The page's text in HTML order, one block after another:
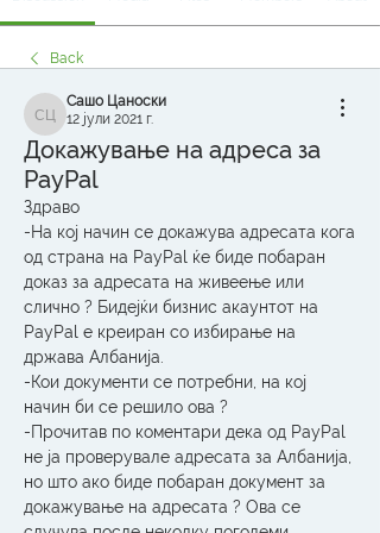
Back
Сашо Цаноски
Сашо Цаноски
12 јули 2021 г.
Докажување на адреса за
PayPal
Здраво
-На кој начин се докажува адресата кога
од страна на PayPal ќе биде побаран
доказ за адресата на живеење или
слично ? Бидејќи бизнис акаунтот на
PayPal е креиран со избирање на
држава Албанија.
-Кои документи се потребни, на кој
начин би се решило ова ?
-Прочитав по коментари дека од PayPal
не ја проверувале адресата за Албанија,
но што ако биде побаран документ за
докажување на адресата ? Ова се